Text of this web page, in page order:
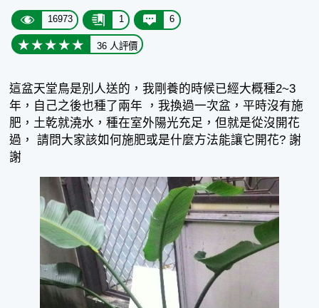
16973 1 6
36 人評價
這盆天堂鳥是別人送的，我剛養的時候已經大概種2~3
年，自己之後也種了兩年 ，我換過一次盆，平時沒有施
肥，土乾就澆水，種在室外陽光充足，但就是從沒開花
過， 請問大家該如何施肥或是什麼方法能讓它開花? 謝
謝